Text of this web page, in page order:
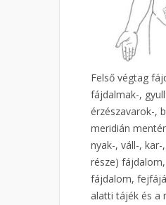
Felső végtag
fájdalmak-,
érzészavarok-,
meridián
nyak-, váll-,
része)
fájdalom,
alatti tájék és a